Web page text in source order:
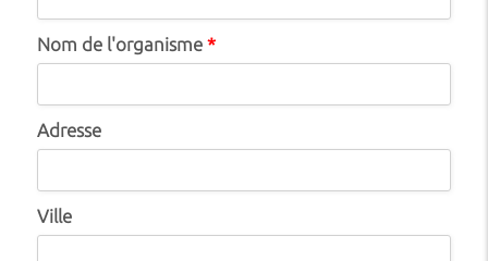
Nom de l'organisme *
Adresse
Ville